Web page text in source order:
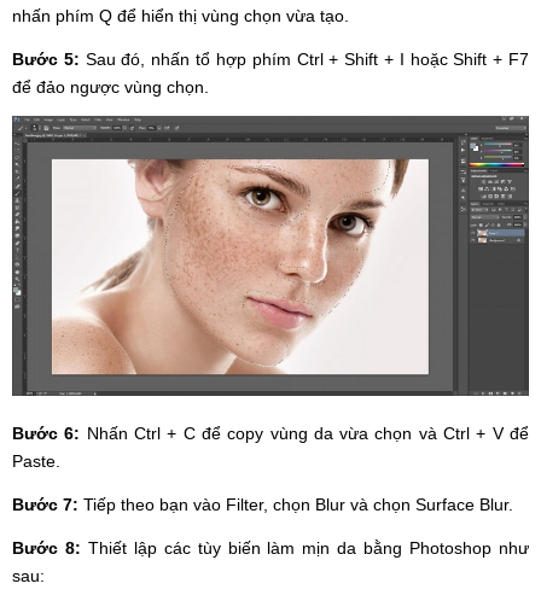
nhấn phím Q để hiển thị vùng chọn vừa tạo.
Bước 5: Sau đó, nhấn tổ hợp phím Ctrl + Shift + I hoặc Shift + F7
để đảo ngược vùng chọn.
Bước 6: Nhấn Ctrl + C để copy vùng da vừa chọn và Ctrl + V để
Paste.
Bước 7: Tiếp theo bạn vào Filter, chọn Blur và chọn Surface Blur.
Bước 8: Thiết lập các tùy biến làm mịn da bằng Photoshop như
sau: